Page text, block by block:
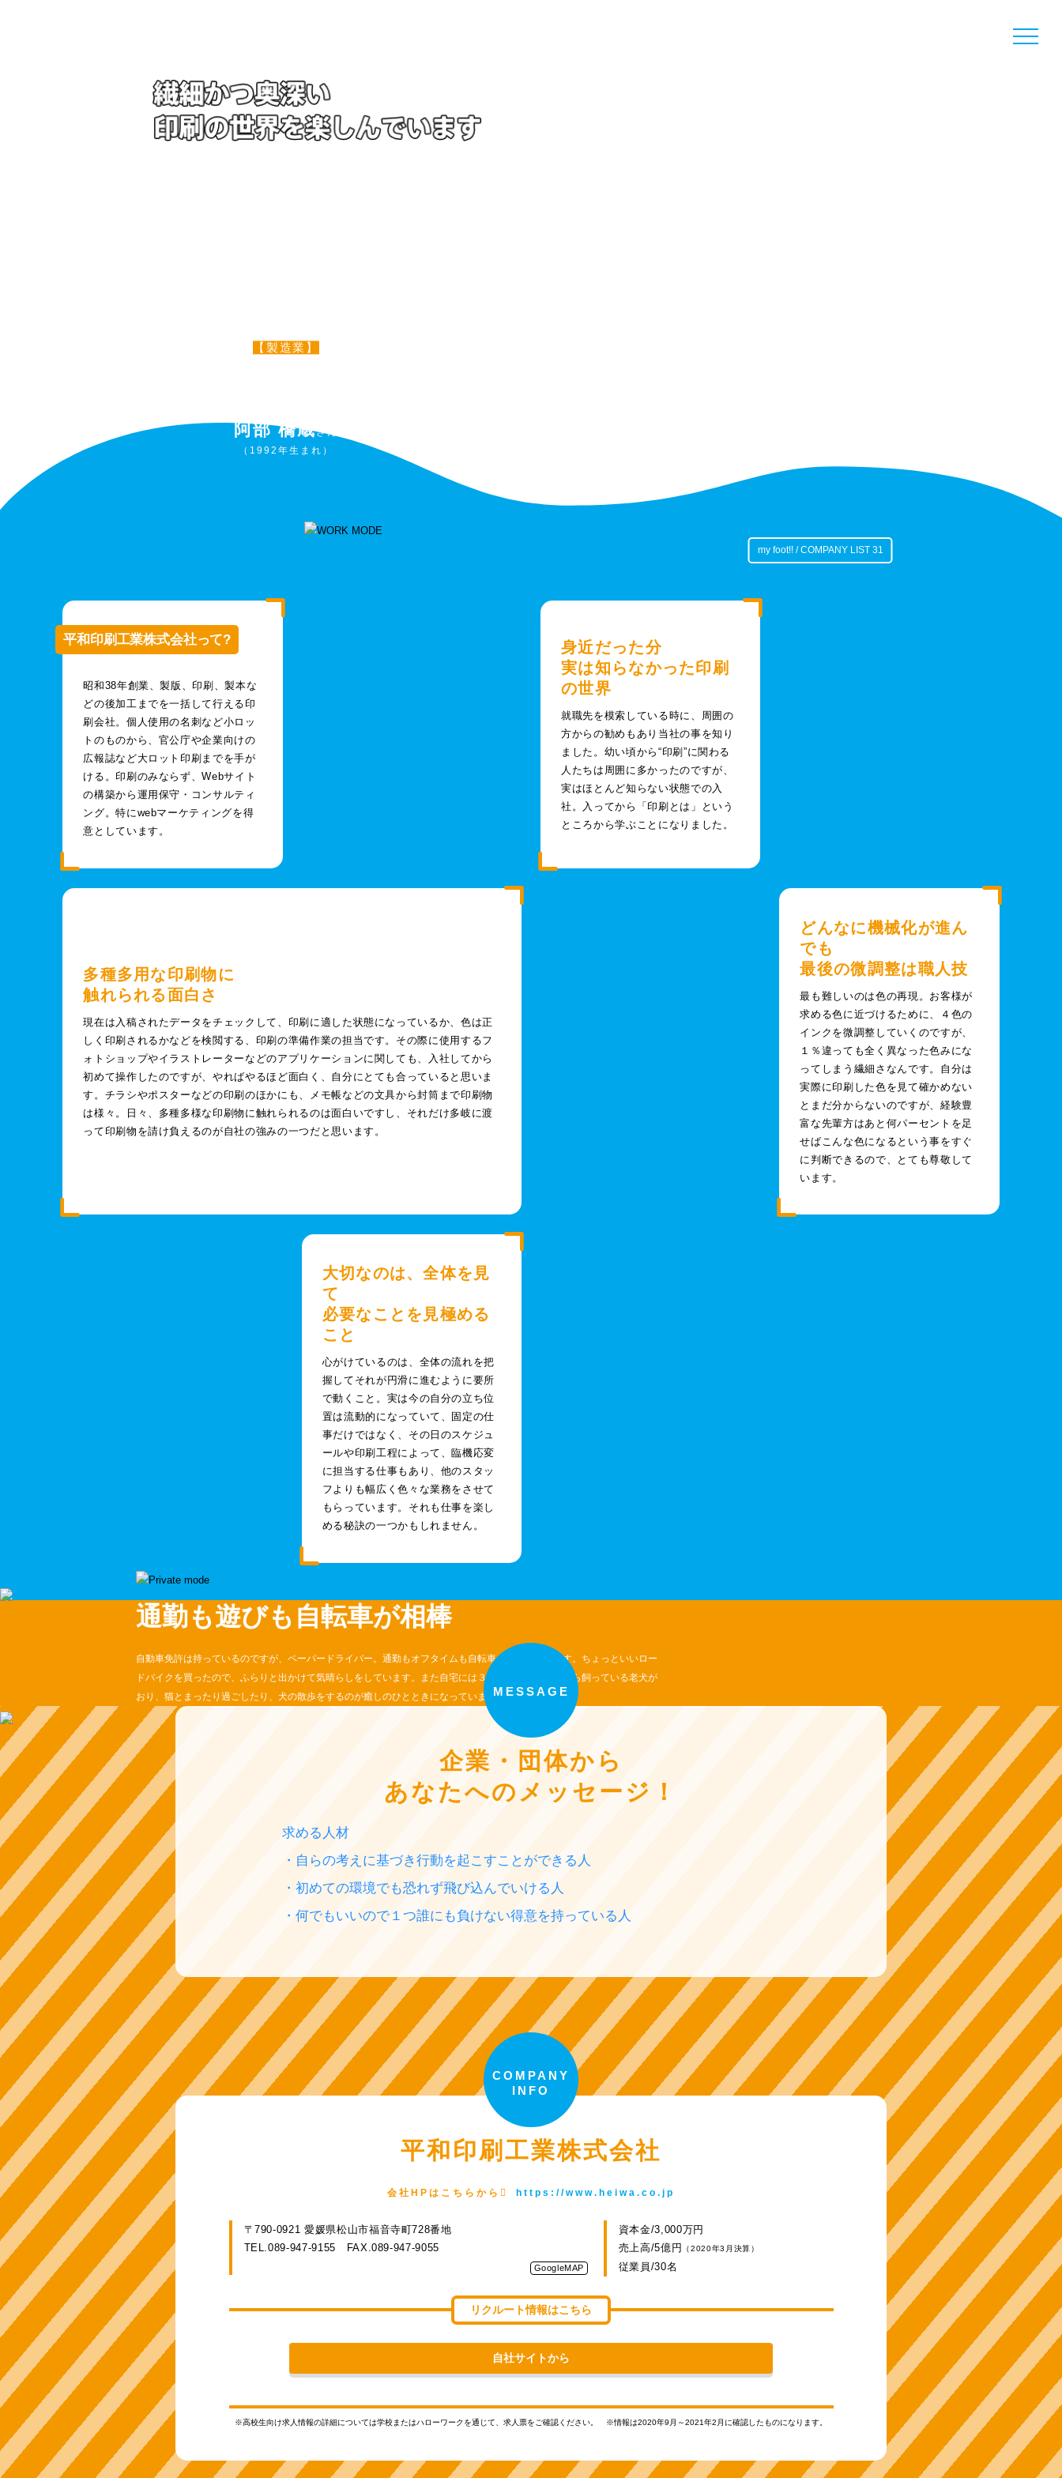
toggle
【製造業】
阿部 橋蔵さん
（1992年生まれ）
my foot!! / COMPANY LIST 31
平和印刷工業株式会社って?
昭和38年創業、製版、印刷、製本な
どの後加工までを一括して行える印
刷会社。個人使用の名刺など小ロッ
トのものから、官公庁や企業向けの
広報誌など大ロット印刷までを手が
ける。印刷のみならず、Webサイト
の構築から運用保守・コンサルティ
ング。特にwebマーケティングを得
意としています。
身近だった分
実は知らなかった印刷
の世界
就職先を模索している時に、周囲の
方からの勧めもあり当社の事を知り
ました。幼い頃から“印刷”に関わる
人たちは周囲に多かったのですが、
実はほとんど知らない状態での入
社。入ってから「印刷とは」という
ところから学ぶことになりました。
多種多用な印刷物に
触れられる面白さ
現在は入稿されたデータをチェックして、印刷に適した状態になっているか、色は正
しく印刷されるかなどを検閲する、印刷の準備作業の担当です。その際に使用するフ
ォトショップやイラストレーターなどのアプリケーションに関しても、入社してから
初めて操作したのですが、やればやるほど面白く、自分にとても合っていると思いま
す。チラシやポスターなどの印刷のほかにも、メモ帳などの文具から封筒まで印刷物
は様々。日々、多種多様な印刷物に触れられるのは面白いですし、それだけ多岐に渡
って印刷物を請け負えるのが自社の強みの一つだと思います。
どんなに機械化が進ん
でも
最後の微調整は職人技
最も難しいのは色の再現。お客様が
求める色に近づけるために、４色の
インクを微調整していくのですが、
１％違っても全く異なった色みにな
ってしまう繊細さなんです。自分は
実際に印刷した色を見て確かめない
とまだ分からないのですが、経験豊
富な先輩方はあと何パーセントを足
せばこんな色になるという事をすぐ
に判断できるので、とても尊敬して
います。
大切なのは、全体を見
て
必要なことを見極める
こと
心がけているのは、全体の流れを把
握してそれが円滑に進むように要所
で動くこと。実は今の自分の立ち位
置は流動的になっていて、固定の仕
事だけではなく、その日のスケジュ
ールや印刷工程によって、臨機応変
に担当する仕事もあり、他のスタッ
フよりも幅広く色々な業務をさせて
もらっています。それも仕事を楽し
める秘訣の一つかもしれません。
通勤も遊びも自転車が相棒
自動車免許は持っているのですが、ペーパードライバー。通勤もオフタイムも自転車を愛用しています。ちょっといいロー
ドバイクを買ったので、ふらりと出かけて気晴らしをしています。また自宅には３匹の猫と中学時代から飼っている老犬が
おり、猫とまったり過ごしたり、犬の散歩をするのが癒しのひとときになっています。MESSAGE
企業・団体から
あなたへのメッセージ！
求める人材
・自らの考えに基づき行動を起こすことができる人
・初めての環境でも恐れず飛び込んでいける人
・何でもいいので１つ誰にも負けない得意を持っている人
COMPANY
INFO
平和印刷工業株式会社
会社HPはこちらから https://www.heiwa.co.jp
〒790-0921 愛媛県松山市福音寺町728番地
TEL.089-947-9155
FAX.089-947-9055
GoogleMAP
資本金/3,000万円
売上高/5億円
（2020年3月決算）
従業員/30名
リクルート情報はこちら
自社サイトから
※高校生向け求人情報の詳細については学校またはハローワークを通じて、求人票をご確認ください。 ※情報は2020年9月～2021年2月に確認したものになります。